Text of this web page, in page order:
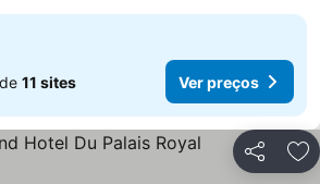
11 sites Ver preços
Partilhar